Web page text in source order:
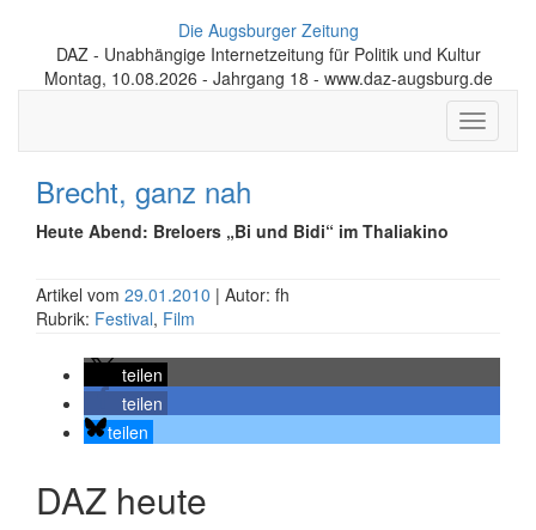
Die Augsburger Zeitung
DAZ - Unabhängige Internetzeitung für Politik und Kultur
Montag, 10.08.2026 - Jahrgang 18 - www.daz-augsburg.de
Toggle
Brecht, ganz nah
Heute Abend: Breloers „Bi und Bidi“ im Thaliakino
Artikel vom 29.01.2010 | Autor: fh
Rubrik: Festival, Film
teilen
teilen
teilen
DAZ heute